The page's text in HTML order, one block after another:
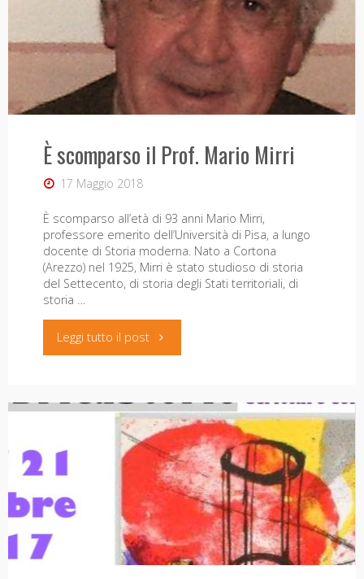
27/10
È scomparso il Prof. Mario Mirri
17 Maggio 2018
È scomparso all’età di 93 anni Mario Mirri,
professore emerito dell’Università di Pisa, a lungo
docente di Storia moderna. Nato a Cortona
(Arezzo) nel 1925, Mirri è stato studioso di storia
del Settecento, di storia degli Stati territoriali, di
storia …
Leggi tutto il post"È
il
Prof.
Mario
Mirri"